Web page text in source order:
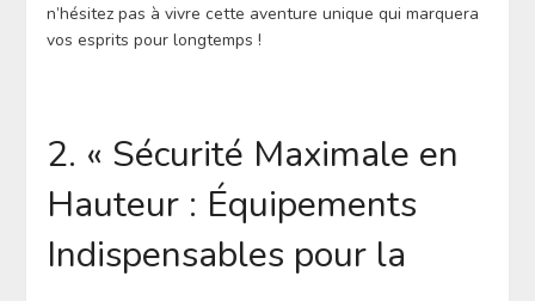
n’hésitez pas à vivre cette aventure unique qui marquera
vos esprits pour longtemps !
2. « Sécurité Maximale en
Hauteur : Équipements
Indispensables pour la